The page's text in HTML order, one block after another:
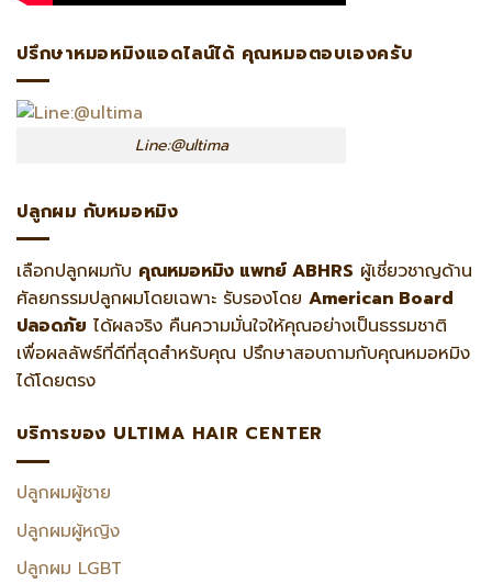
ปรึกษาหมอหมิงแอดไลน์ได้ คุณหมอตอบเองครับ
Line:@ultima
ปลูกผม กับหมอหมิง
เลือกปลูกผมกับ คุณหมอหมิง แพทย์ ABHRS ผู้เชี่ยวชาญด้าน
ศัลยกรรมปลูกผมโดยเฉพาะ รับรองโดย American Board
ปลอดภัย ได้ผลจริง คืนความมั่นใจให้คุณอย่างเป็นธรรมชาติ
เพื่อผลลัพธ์ที่ดีที่สุดสำหรับคุณ ปรึกษาสอบถามกับคุณหมอหมิง
ได้โดยตรง
บริการของ ULTIMA HAIR CENTER
ปลูกผมผู้ชาย
ปลูกผมผู้หญิง
ปลูกผม LGBT